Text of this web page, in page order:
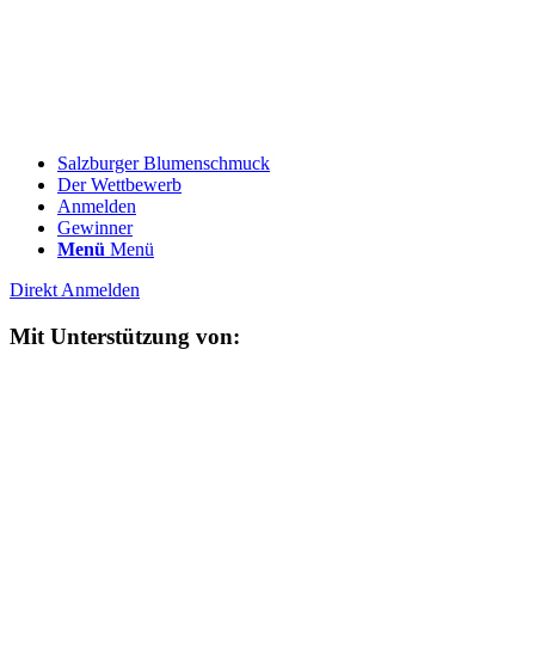
Salzburger Blumenschmuck
Der Wettbewerb
Anmelden
Gewinner
Menü Menü
Direkt Anmelden
Mit Unterstützung von: